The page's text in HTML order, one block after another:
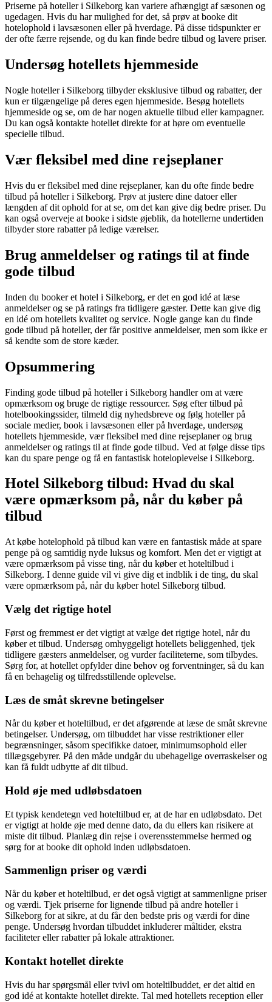
Priserne på hoteller i Silkeborg kan variere afhængigt af sæsonen og
ugedagen. Hvis du har mulighed for det, så prøv at booke dit
hotelophold i lavsæsonen eller på hverdage. På disse tidspunkter er
der ofte færre rejsende, og du kan finde bedre tilbud og lavere priser.
Undersøg hotellets hjemmeside
Nogle hoteller i Silkeborg tilbyder eksklusive tilbud og rabatter, der
kun er tilgængelige på deres egen hjemmeside. Besøg hotellets
hjemmeside og se, om de har nogen aktuelle tilbud eller kampagner.
Du kan også kontakte hotellet direkte for at høre om eventuelle
specielle tilbud.
Vær fleksibel med dine rejseplaner
Hvis du er fleksibel med dine rejseplaner, kan du ofte finde bedre
tilbud på hoteller i Silkeborg. Prøv at justere dine datoer eller
længden af dit ophold for at se, om det kan give dig bedre priser. Du
kan også overveje at booke i sidste øjeblik, da hotellerne undertiden
tilbyder store rabatter på ledige værelser.
Brug anmeldelser og ratings til at finde
gode tilbud
Inden du booker et hotel i Silkeborg, er det en god idé at læse
anmeldelser og se på ratings fra tidligere gæster. Dette kan give dig
en idé om hotellets kvalitet og service. Nogle gange kan du finde
gode tilbud på hoteller, der får positive anmeldelser, men som ikke er
så kendte som de store kæder.
Opsummering
Finding gode tilbud på hoteller i Silkeborg handler om at være
opmærksom og bruge de rigtige ressourcer. Søg efter tilbud på
hotelbookingssider, tilmeld dig nyhedsbreve og følg hoteller på
sociale medier, book i lavsæsonen eller på hverdage, undersøg
hotellets hjemmeside, vær fleksibel med dine rejseplaner og brug
anmeldelser og ratings til at finde gode tilbud. Ved at følge disse tips
kan du spare penge og få en fantastisk hoteloplevelse i Silkeborg.
Hotel Silkeborg tilbud: Hvad du skal
være opmærksom på, når du køber på
tilbud
At købe hotelophold på tilbud kan være en fantastisk måde at spare
penge på og samtidig nyde luksus og komfort. Men det er vigtigt at
være opmærksom på visse ting, når du køber et hoteltilbud i
Silkeborg. I denne guide vil vi give dig et indblik i de ting, du skal
være opmærksom på, når du køber hotel Silkeborg tilbud.
Vælg det rigtige hotel
Først og fremmest er det vigtigt at vælge det rigtige hotel, når du
køber et tilbud. Undersøg omhyggeligt hotellets beliggenhed, tjek
tidligere gæsters anmeldelser, og vurder faciliteterne, som tilbydes.
Sørg for, at hotellet opfylder dine behov og forventninger, så du kan
få en behagelig og tilfredsstillende oplevelse.
Læs de småt skrevne betingelser
Når du køber et hoteltilbud, er det afgørende at læse de småt skrevne
betingelser. Undersøg, om tilbuddet har visse restriktioner eller
begrænsninger, såsom specifikke datoer, minimumsophold eller
tillægsgebyrer. På den måde undgår du ubehagelige overraskelser og
kan få fuldt udbytte af dit tilbud.
Hold øje med udløbsdatoen
Et typisk kendetegn ved hoteltilbud er, at de har en udløbsdato. Det
er vigtigt at holde øje med denne dato, da du ellers kan risikere at
miste dit tilbud. Planlæg din rejse i overensstemmelse hermed og
sørg for at booke dit ophold inden udløbsdatoen.
Sammenlign priser og værdi
Når du køber et hoteltilbud, er det også vigtigt at sammenligne priser
og værdi. Tjek priserne for lignende tilbud på andre hoteller i
Silkeborg for at sikre, at du får den bedste pris og værdi for dine
penge. Undersøg hvordan tilbuddet inkluderer måltider, ekstra
faciliteter eller rabatter på lokale attraktioner.
Kontakt hotellet direkte
Hvis du har spørgsmål eller tvivl om hoteltilbuddet, er det altid en
god idé at kontakte hotellet direkte. Tal med hotellets reception eller